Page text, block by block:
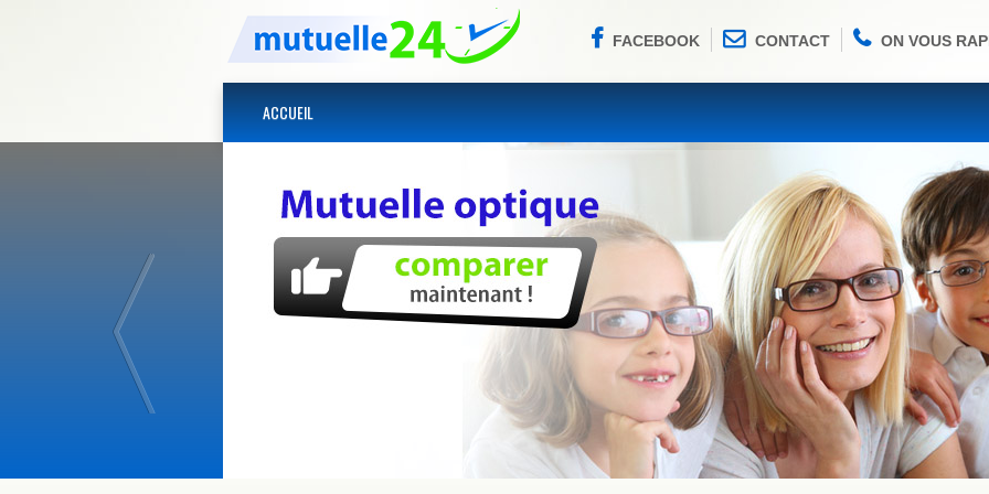
FACEBOOK CONTACT ON VOUS
ACCUEIL